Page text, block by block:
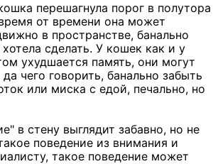
перешагнула порог в полутора
от времени она может
в пространстве, банально
сделать. У кошек как и у
ухудшается память, они могут
чего говорить, банально забыть
или миска с едой, печально, но
в стену выглядит забавно, но не
поведение из внимания и
такое поведение может